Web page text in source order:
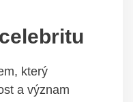
který
a význam